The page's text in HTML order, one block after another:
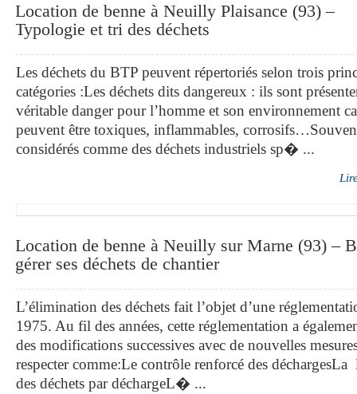
Location de benne à Neuilly Plaisance (93) –
Typologie et tri des déchets
Les déchets du BTP peuvent répertoriés selon trois
catégories :Les déchets dits dangereux : ils sont
véritable danger pour l’homme et son environnement
peuvent être toxiques, inflammables,
considérés comme des déchets industriels sp� ...
Location de benne à Neuilly sur Marne (93) –
gérer ses déchets de chantier
L’élimination des déchets fait l’objet d’une
1975. Au fil des années, cette réglementation a
des modifications successives avec de nouvelles
respecter comme:Le contrôle renforcé des
des déchets par déchargeL� ...